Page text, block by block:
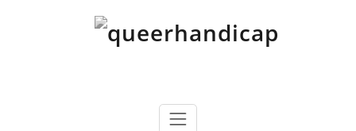
queerhandicap